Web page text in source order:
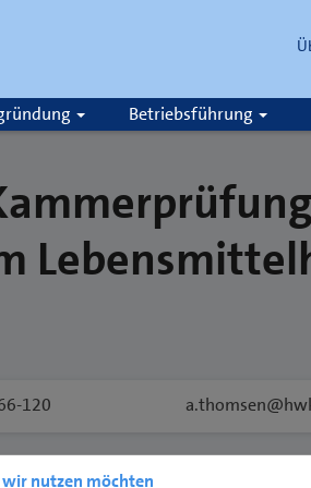
Betriebsführung
120
nutzen möchten